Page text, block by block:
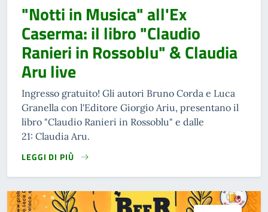
"Notti in Musica" all'Ex
Caserma: il libro "Claudio
Ranieri in Rossoblu" & Claudia
Aru live
Ingresso gratuito! Gli autori Bruno Corda e Luca
Granella con l'Editore Giorgio Ariu, presentano il
libro "Claudio Ranieri in Rossoblu" e dalle
21: Claudia Aru.
LEGGI DI PIÙ